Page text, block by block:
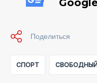
СПОРТ